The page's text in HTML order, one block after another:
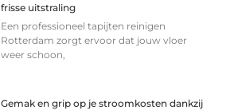
frisse uitstraling
Een professioneel tapijten reinigen
Rotterdam zorgt ervoor dat jouw vloer
weer schoon,
Gemak en grip op je stroomkosten dankzij